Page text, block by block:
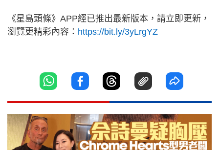
《星島頭條》APP經已推出最新版本，請立即更新，
瀏覽更精彩內容： https://bit.ly/3yLrgYZ